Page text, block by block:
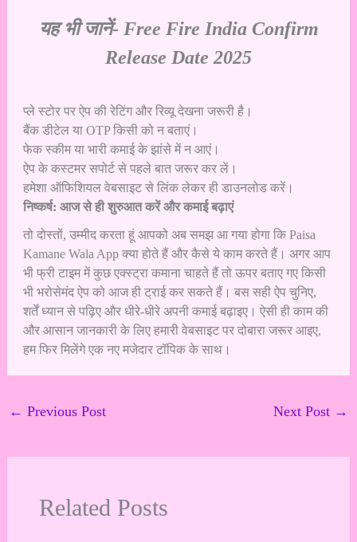
यह भी जानें- Free Fire India Confirm
Release Date 2025
प्ले स्टोर पर ऐप की रेटिंग और रिव्यू देखना जरूरी है।
बैंक डीटेल या OTP किसी को न बताएं।
फेक स्कीम या भारी कमाई के झांसे में न आएं।
ऐप के कस्टमर सपोर्ट से पहले बात जरूर कर लें।
हमेशा ऑफिशियल वेबसाइट से लिंक लेकर ही डाउनलोड करें।
निष्कर्ष: आज से ही शुरुआत करें और कमाई बढ़ाएं
तो दोस्तों, उम्मीद करता हूं आपको अब समझ आ गया होगा कि Paisa
Kamane Wala App क्या होते हैं और कैसे ये काम करते हैं। अगर आप
भी फ्री टाइम में कुछ एक्स्ट्रा कमाना चाहते हैं तो ऊपर बताए गए किसी
भी भरोसेमंद ऐप को आज ही ट्राई कर सकते हैं। बस सही ऐप चुनिए,
शर्तें ध्यान से पढ़िए और धीरे-धीरे अपनी कमाई बढ़ाइए। ऐसी ही काम की
और आसान जानकारी के लिए हमारी वेबसाइट पर दोबारा जरूर आइए,
हम फिर मिलेंगे एक नए मजेदार टॉपिक के साथ।
← Previous Post Next Post →
Related Posts